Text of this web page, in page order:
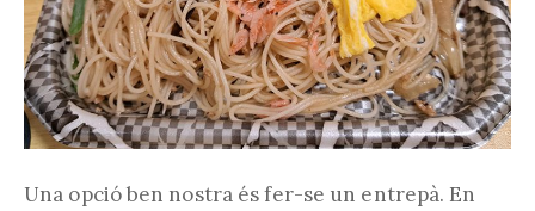
Una opció ben nostra és fer-se un entrepà. En